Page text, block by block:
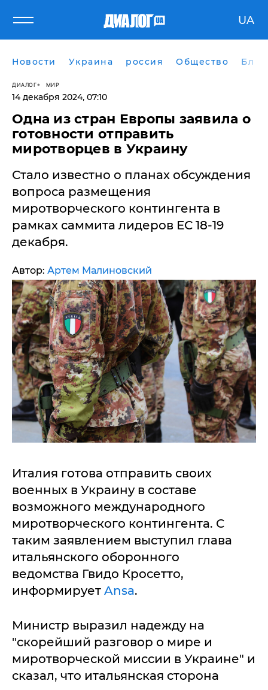
UA
Новости Украина россия Общество
ДИАЛОГ МИР
14 декабря 2024, 07:10
Одна из стран Европы заявила о
готовности отправить
миротворцев в Украину
Стало известно о планах обсуждения
вопроса размещения
миротворческого контингента в
рамках саммита лидеров ЕС 18-19
декабря.
Автор: Артем Малиновский
Италия готова отправить своих
военных в Украину в составе
возможного международного
миротворческого контингента. С
таким заявлением выступил глава
итальянского оборонного
ведомства Гвидо Кросетто,
информирует Ansa.
Министр выразил надежду на
"скорейший разговор о мире и
миротворческой миссии в Украине" и
сказал, что итальянская сторона